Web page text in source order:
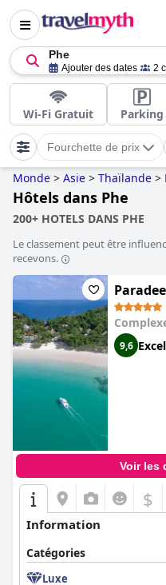
Phe
Ajouter des dates 2
Wi-Fi Gratuit Parking
Fourchette de prix
Monde > Asie > Thaïlande >
Hôtels dans Phe
200+ HOTELS DANS PHE
Le classement peut être
recevons.
Paradee
9,6
Voir les
$
Information
Catégories
Luxe